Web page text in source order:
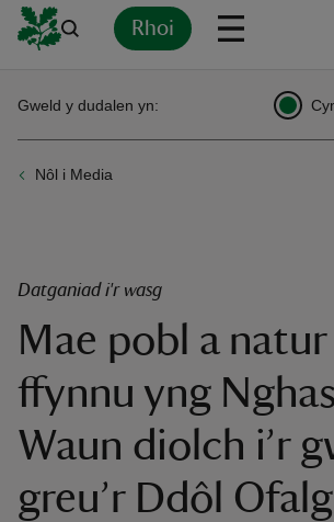
Rhoi
Nôl i Media
Gweld y dudalen yn:
Datganiad i'r wasg
Mae pobl a natur
ffynnu yng
Waun diolch i’r
greu’r Ddôl